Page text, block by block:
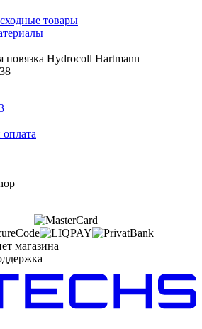
товары
повязка Hydrocoll Hartmann
оплата
магазина